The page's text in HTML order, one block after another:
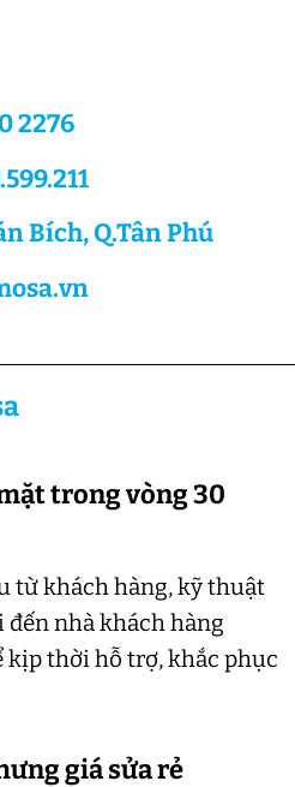
2276
Bích, Q.Tân Phú
trong vòng 30
từ khách hàng, kỹ thuật
đến nhà khách hàng
thời hỗ trợ, khắc phục
giá sửa rẻ